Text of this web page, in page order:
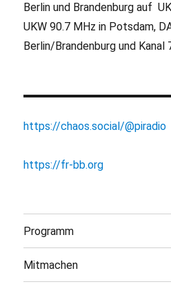
Berlin und Brandenburg auf
UKW 90.7 MHz in Potsdam,
Berlin/Brandenburg und Kanal
https://chaos.social/@piradio
https://fr-bb.org
Programm
Mitmachen